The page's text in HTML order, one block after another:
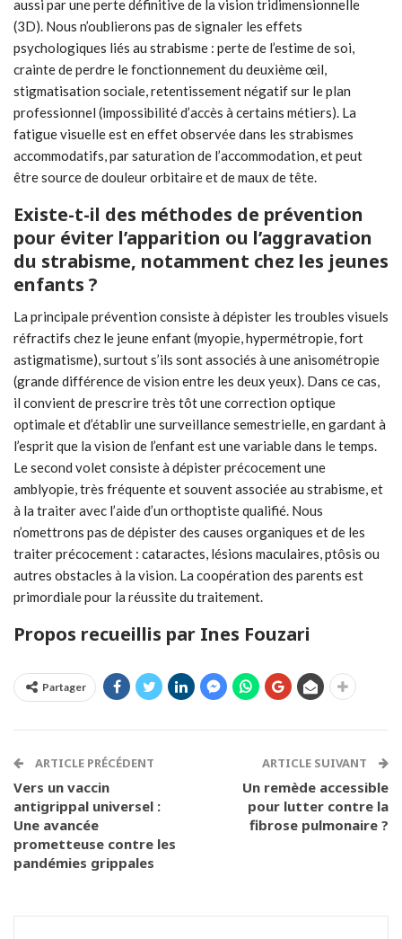
aussi par une perte définitive de la vision tridimensionnelle
(3D). Nous n’oublierons pas de signaler les effets
psychologiques liés au strabisme : perte de l’estime de soi,
crainte de perdre le fonctionnement du deuxième œil,
stigmatisation sociale, retentissement négatif sur le plan
professionnel (impossibilité d’accès à certains métiers). La
fatigue visuelle est en effet observée dans les strabismes
accommodatifs, par saturation de l’accommodation, et peut
être source de douleur orbitaire et de maux de tête.
Existe-t-il des méthodes de prévention
pour éviter l’apparition ou l’aggravation
du strabisme, notamment chez les jeunes
enfants ?
La principale prévention consiste à dépister les troubles visuels
réfractifs chez le jeune enfant (myopie, hypermétropie, fort
astigmatisme), surtout s’ils sont associés à une anisométropie
(grande différence de vision entre les deux yeux). Dans ce cas,
il convient de prescrire très tôt une correction optique
optimale et d’établir une surveillance semestrielle, en gardant à
l’esprit que la vision de l’enfant est une variable dans le temps.
Le second volet consiste à dépister précocement une
amblyopie, très fréquente et souvent associée au strabisme, et
à la traiter avec l’aide d’un orthoptiste qualifié. Nous
n’omettrons pas de dépister des causes organiques et de les
traiter précocement : cataractes, lésions maculaires, ptôsis ou
autres obstacles à la vision. La coopération des parents est
primordiale pour la réussite du traitement.
Propos recueillis par Ines Fouzari
Partager
ARTICLE PRÉCÉDENT
Vers un vaccin
antigrippal universel :
Une avancée
prometteuse contre les
pandémies grippales
ARTICLE SUIVANT
Un remède accessible
pour lutter contre la
fibrose pulmonaire ?